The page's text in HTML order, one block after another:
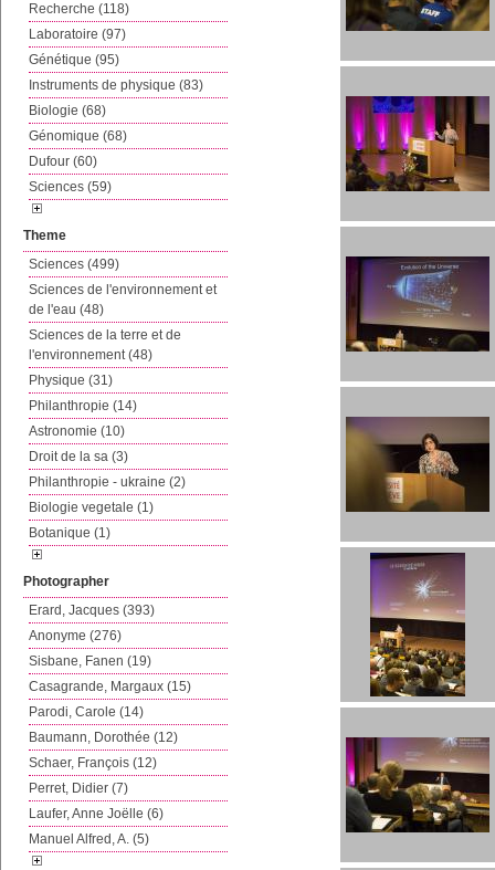
Recherche (118)
Laboratoire (97)
Génétique (95)
Instruments de physique (83)
Biologie (68)
Génomique (68)
Dufour (60)
Sciences (59)
Theme
Sciences (499)
Sciences de l'environnement et
de l'eau (48)
Sciences de la terre et de
l'environnement (48)
Physique (31)
Philanthropie (14)
Astronomie (10)
Droit de la sa (3)
Philanthropie - ukraine (2)
Biologie vegetale (1)
Botanique (1)
Photographer
Erard, Jacques (393)
Anonyme (276)
Sisbane, Fanen (19)
Casagrande, Margaux (15)
Parodi, Carole (14)
Baumann, Dorothée (12)
Schaer, François (12)
Perret, Didier (7)
Laufer, Anne Joëlle (6)
Manuel Alfred, A. (5)